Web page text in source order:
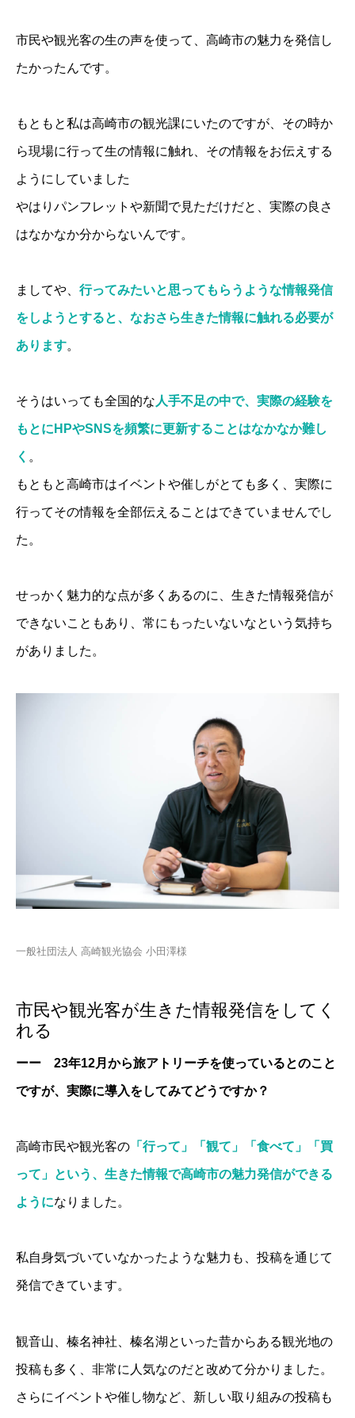
市民や観光客の生の声を使って、高崎市の魅力を発信し
たかったんです。
もともと私は高崎市の観光課にいたのですが、その時か
ら現場に行って生の情報に触れ、その情報をお伝えする
ようにしていました
やはりパンフレットや新聞で見ただけだと、実際の良さ
はなかなか分からないんです。
ましてや、 行ってみたいと思ってもらうような情報発信
をしようとすると、なおさら生きた情報に触れる必要が
あります。
そうはいっても全国的な 人手不足の中で、実際の経験を
もとにHPやSNSを頻繁に更新することはなかなか難し
く 。
もともと高崎市はイベントや催しがとても多く、実際に
行ってその情報を全部伝えることはできていませんでし
た。
せっかく魅力的な点が多くあるのに、生きた情報発信が
できないこともあり、常にもったいないなという気持ち
がありました。
一般社団法人 高崎観光協会 小田澤様
市民や観光客が生きた情報発信をしてく
れる
ーー 23年12月から旅アトリーチを使っているとのこと
ですが、実際に導入をしてみてどうですか？
高崎市民や観光客の 「行って」「観て」「食べて」「買
って」という、生きた情報で高崎市の魅力発信ができる
ようになりました。
私自身気づいていなかったような魅力も、投稿を通じて
発信できています。
観音山、榛名神社、榛名湖といった昔からある観光地の
投稿も多く、非常に人気なのだと改めて分かりました。
さらにイベントや催し物など、新しい取り組みの投稿も